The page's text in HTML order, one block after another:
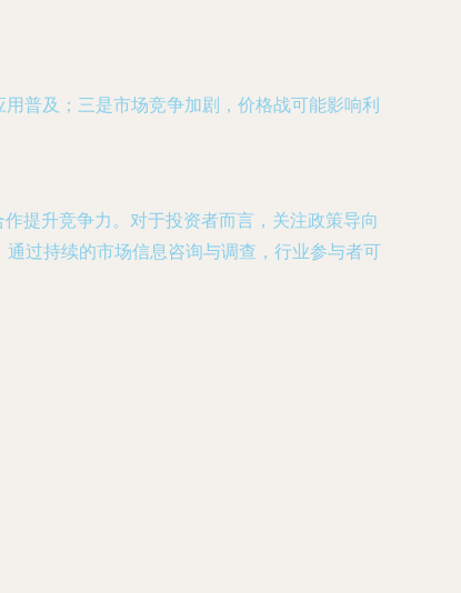
普及；三是市场竞争加剧，价格战可能影响利
提升竞争力。对于投资者而言，关注政策导向
过持续的市场信息咨询与调查，行业参与者可